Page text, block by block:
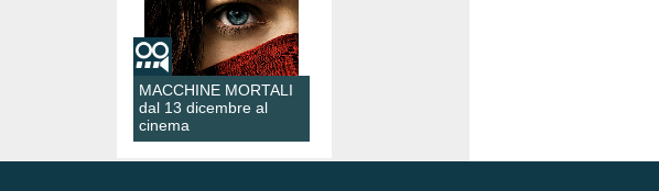
MACCHINE MORTALI
dal 13 dicembre al
cinema